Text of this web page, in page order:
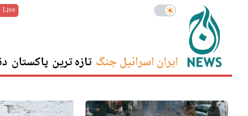
Live
ایران اسرائیل جنگ تازہ ترین پاکستان